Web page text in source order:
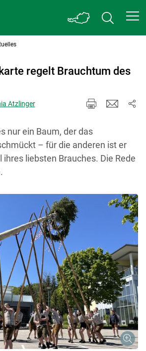
regelt Brauchtum des
Atzlinger
nur ein Baum, der das
– für die anderen ist er
liebsten Brauches. Die Rede